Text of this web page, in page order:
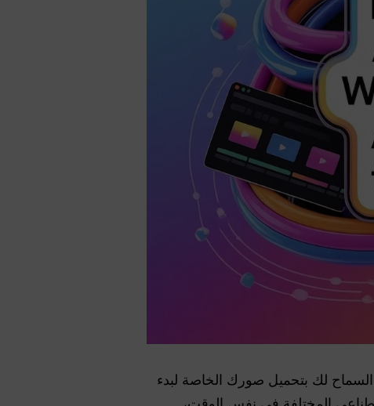
السماح لك بتحميل صورك الخاصة لبدء